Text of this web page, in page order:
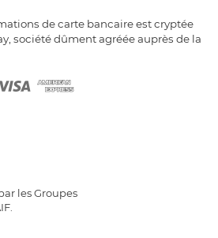
de carte bancaire est cryptée
société dûment agréée auprès de la
les Groupes